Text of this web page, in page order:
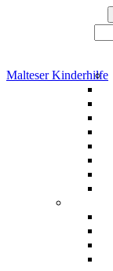
Malteser Kinderhilfe